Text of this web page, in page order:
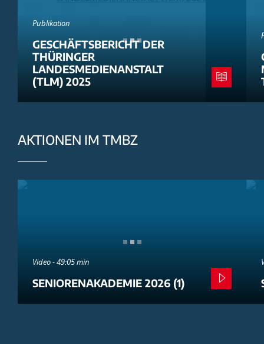
Publikation
GESCHÄFTSBERICHT DER
THÜRINGER
LANDESMEDIENANSTALT
(TLM) 2025
AKTIONEN IM TMBZ
Video - 49:05 min
SENIORENAKADEMIE 2026 (1)